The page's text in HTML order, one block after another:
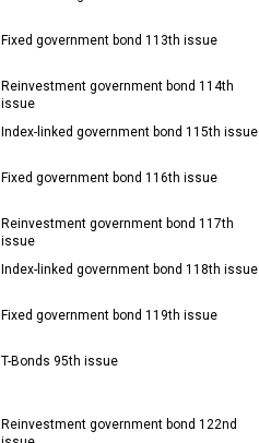
Fixed government bond 113th issue
Reinvestment government bond 114th
issue
Index-linked government bond 115th issue
Fixed government bond 116th issue
Reinvestment government bond 117th
issue
Index-linked government bond 118th issue
Fixed government bond 119th issue
T-Bonds 95th issue
Reinvestment government bond 122nd